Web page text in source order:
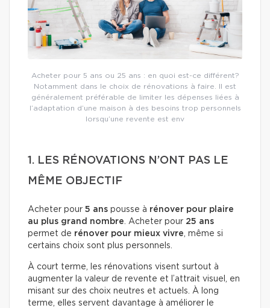
Acheter pour 5 ans ou 25 ans : en quoi est-ce différent?
Notamment dans le choix de rénovations à faire. Il est
généralement préférable de limiter les dépenses liées à
l’adaptation d’une maison à des besoins trop personnels
lorsqu’une revente est env
1. LES RÉNOVATIONS N’ONT PAS LE
MÊME OBJECTIF
Acheter pour 5 ans pousse à rénover pour plaire
au plus grand nombre . Acheter pour 25 ans
permet de rénover pour mieux vivre , même si
certains choix sont plus personnels.
À court terme, les rénovations visent surtout à
augmenter la valeur de revente et l’attrait visuel, en
misant sur des choix neutres et actuels. À long
terme, elles servent davantage à améliorer le